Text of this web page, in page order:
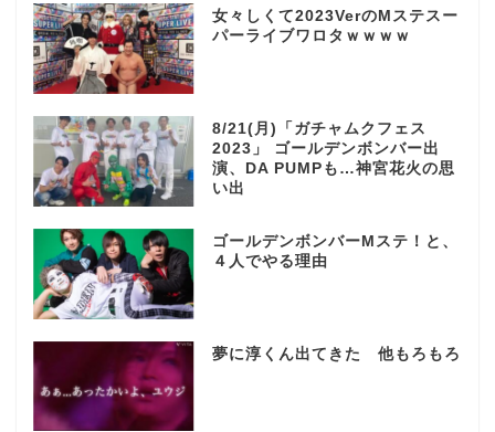
女々しくて2023VerのMステスー
パーライブワロタｗｗｗｗ
8/21(月)「ガチャムクフェス
2023」 ゴールデンボンバー出
演、DA PUMPも…神宮花火の思
い出
ゴールデンボンバーMステ！と、
４人でやる理由
夢に淳くん出てきた 他もろもろ